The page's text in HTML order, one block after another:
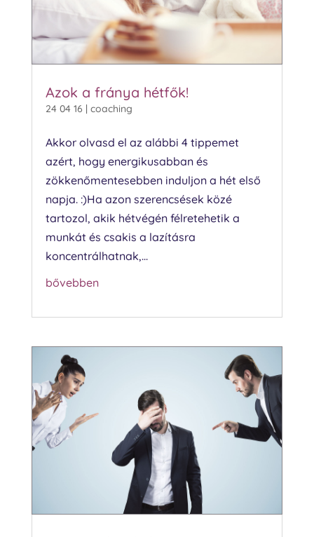
Azok a fránya hétfők!
24 04 16 | coaching
Akkor olvasd el az alábbi 4 tippemet
azért, hogy energikusabban és
zökkenőmentesebben induljon a hét első
napja. :)Ha azon szerencsések közé
tartozol, akik hétvégén félretehetik a
munkát és csakis a lazításra
koncentrálhatnak,...
bővebben